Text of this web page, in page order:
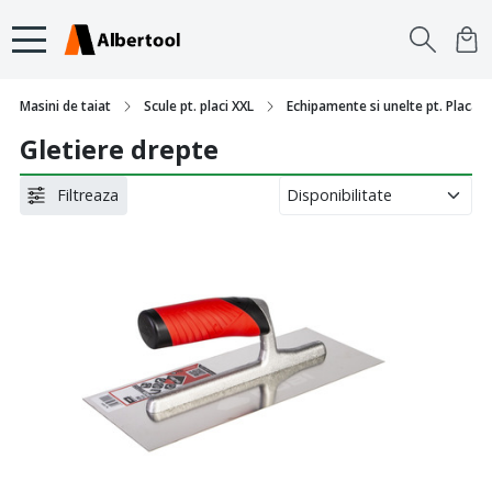
Masini de taiat Scule pt. placi XXL Echipamente si unelte pt. Placari
Gletiere drepte
Filtreaza